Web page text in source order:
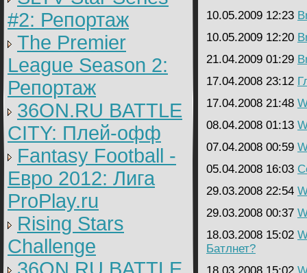
#2: Репортаж
The Premier
League Season 2:
Репортаж
36ON.RU BATTLE
CITY: Плей-офф
Fantasy Football -
Евро 2012: Лига
ProPlay.ru
Rising Stars
Challenge
10.05.2009 12:23
10.05.2009 12:20
21.04.2009 01:29
17.04.2008 23:12
17.04.2008 21:48
08.04.2008 01:13
07.04.2008 00:59
05.04.2008 16:03
29.03.2008 22:54
29.03.2008 00:37
18.03.2008 15:02
Батлнет?